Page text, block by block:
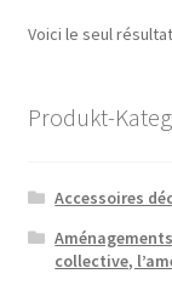
Voici le seul résultat
Produkt-
Accessoires
collective,